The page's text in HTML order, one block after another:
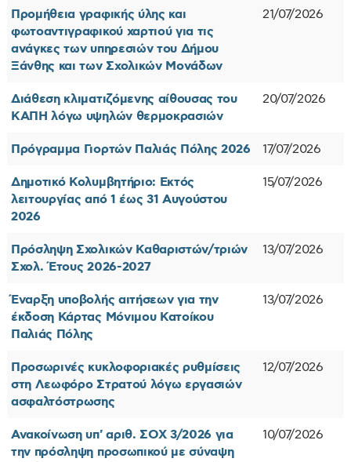
Προμήθεια γραφικής ύλης και
φωτοαντιγραφικού χαρτιού για τις
ανάγκες των υπηρεσιών του Δήμου
Ξάνθης και των Σχολικών Μονάδων
21/07/2026
Διάθεση κλιματιζόμενης αίθουσας του
ΚΑΠΗ λόγω υψηλών θερμοκρασιών
20/07/2026
Πρόγραμμα Γιορτών Παλιάς Πόλης 2026 17/07/2026
Δημοτικό Κολυμβητήριο: Εκτός
λειτουργίας από 1 έως 31 Αυγούστου
2026
15/07/2026
Πρόσληψη Σχολικών Καθαριστών/τριών
Σχολ. Έτους 2026-2027
13/07/2026
Έναρξη υποβολής αιτήσεων για την
έκδοση Κάρτας Μόνιμου Κατοίκου
Παλιάς Πόλης
13/07/2026
Προσωρινές κυκλοφοριακές ρυθμίσεις
στη Λεωφόρο Στρατού λόγω εργασιών
ασφαλτόστρωσης
12/07/2026
Ανακοίνωση υπ' αριθ. ΣΟΧ 3/2026 για
την πρόσληψη προσωπικού με σύναψη
10/07/2026